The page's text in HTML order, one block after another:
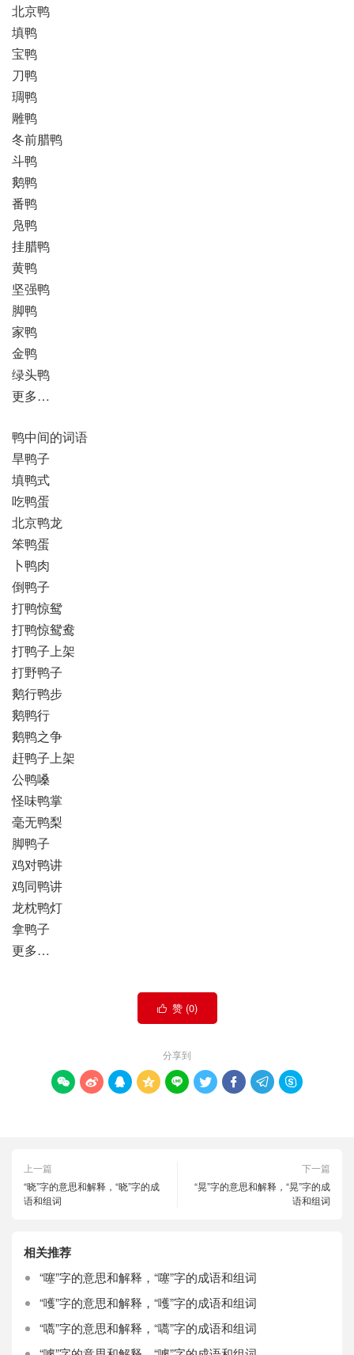
北京鸭
填鸭
宝鸭
刀鸭
琱鸭
雕鸭
冬前腊鸭
斗鸭
鹅鸭
番鸭
凫鸭
挂腊鸭
黄鸭
坚强鸭
脚鸭
家鸭
金鸭
绿头鸭
更多…
鸭中间的词语
旱鸭子
填鸭式
吃鸭蛋
北京鸭龙
笨鸭蛋
卜鸭肉
倒鸭子
打鸭惊鸳
打鸭惊鸳鸯
打鸭子上架
打野鸭子
鹅行鸭步
鹅鸭行
鹅鸭之争
赶鸭子上架
公鸭嗓
怪味鸭掌
毫无鸭梨
脚鸭子
鸡对鸭讲
鸡同鸭讲
龙枕鸭灯
拿鸭子
更多…
 赞 (0)
分享到
        
上一篇
“晓”字的意思和解释，“晓”字的成
语和组词
下一篇
“晃”字的意思和解释，“晃”字的成
语和组词
相关推荐
“噻”字的意思和解释，“噻”字的成语和组词
“嚄”字的意思和解释，“嚄”字的成语和组词
“嚆”字的意思和解释，“嚆”字的成语和组词